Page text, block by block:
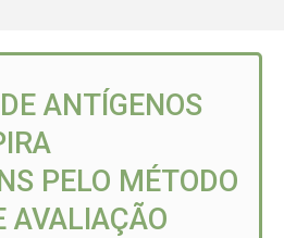
ANTÍGENOS
PELO MÉTODO
AVALIAÇÃO